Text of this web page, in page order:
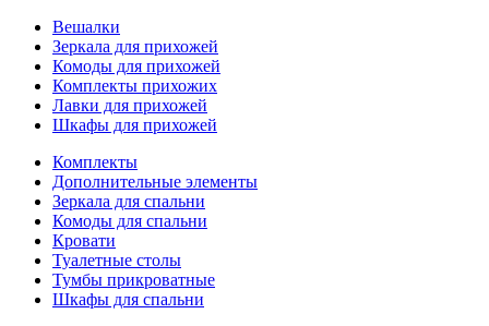
Вешалки
Зеркала для прихожей
Комоды для прихожей
Комплекты прихожих
Лавки для прихожей
Шкафы для прихожей
Комплекты
Дополнительные элементы
Зеркала для спальни
Комоды для спальни
Кровати
Туалетные столы
Тумбы прикроватные
Шкафы для спальни